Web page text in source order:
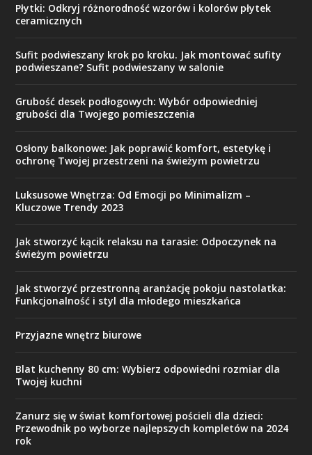
Płytki: Odkryj różnorodność wzorów i kolorów płytek
ceramicznych
Sufit podwieszany krok po kroku. Jak montować sufity
podwieszane? Sufit podwieszany w salonie
Grubość desek podłogowych: Wybór odpowiedniej
grubości dla Twojego pomieszczenia
Osłony balkonowe: Jak poprawić komfort, estetykę i
ochronę Twojej przestrzeni na świeżym powietrzu
Luksusowe Wnętrza: Od Emocji po Minimalizm –
Kluczowe Trendy 2023
Jak stworzyć kącik relaksu na tarasie: Odpoczynek na
świeżym powietrzu
Jak stworzyć przestronną aranżację pokoju nastolatka:
Funkcjonalność i styl dla młodego mieszkańca
Przyjazne wnętrz biurowe
Blat kuchenny 80 cm: Wybierz odpowiedni rozmiar dla
Twojej kuchni
Zanurz się w świat komfortowej pościeli dla dzieci:
Przewodnik po wyborze najlepszych kompletów na 2024
rok